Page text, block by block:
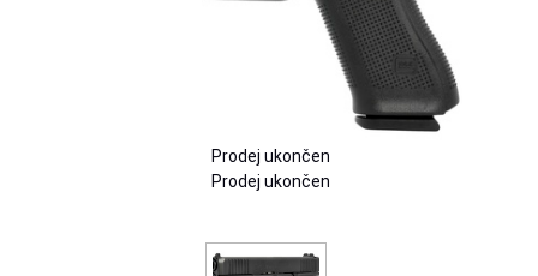
Prodej ukončen
Prodej ukončen